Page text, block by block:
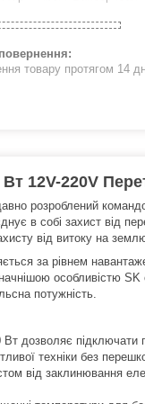
товару протягом 14
12V-220V
розроблений
в собі захист від
від витоку на
за рівнем
особливістю
потужність.
дозволяє підключати
​​техніки без
від заклинювання